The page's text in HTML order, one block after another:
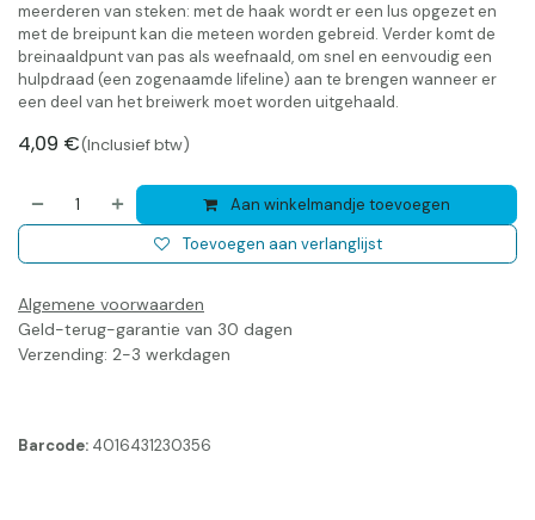
meerderen van steken: met de haak wordt er een lus opgezet en
met de breipunt kan die meteen worden gebreid. Verder komt de
breinaaldpunt van pas als weefnaald, om snel en eenvoudig een
hulpdraad (een zogenaamde lifeline) aan te brengen wanneer er
een deel van het breiwerk moet worden uitgehaald.
4,09 €(Inclusief btw)
Aan winkelmandje toevoegen
Toevoegen aan verlanglijst
Algemene voorwaarden
Geld-terug-garantie van 30 dagen
Verzending: 2-3 werkdagen
Barcode: 4016431230356